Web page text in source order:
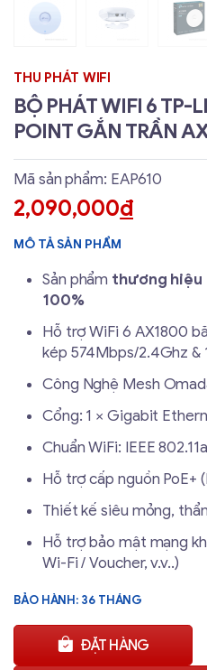
THU PHÁT WIFI
BỘ PHÁT WIFI 6 TP-
POINT GẮN TRẦN
Mã sản phẩm: EAP610
2,090,000đ
MÔ TẢ SẢN PHẨM
Sản phẩm thương hiệu
100%
Hỗ trợ WiFi 6 AX1800
kép 574Mbps/2.4Ghz &
Công Nghệ Mesh
Cổng: 1 × Gigabit
Chuẩn WiFi: IEEE
Hỗ trợ cấp nguồn PoE+
Thiết kế siêu mỏng,
Hỗ trợ bảo mật mạng
Wi-Fi / Voucher, v.v..)
BẢO HÀNH: 36 THÁNG
ĐẶT HÀNG